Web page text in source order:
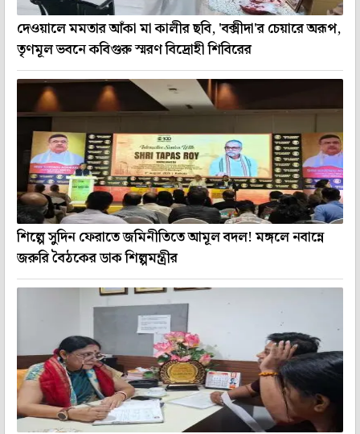
দেওয়ালে মমতার আঁকা মা কালীর ছবি, 'বক্সীদা'র চেয়ারে অরূপ,
তৃণমূল ভবনে কবিগুরু স্মরণ বিদ্রোহী শিবিরের
শিল্পে সুদিন ফেরাতে জমিনীতিতে আমূল বদল! মঙ্গলে নবান্নে
জরুরি বৈঠকের ডাক শিল্পমন্ত্রীর